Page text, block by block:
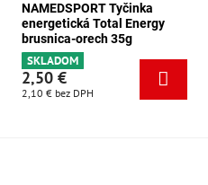
NAMEDSPORT Tyčinka
energetická Total Energy
brusnica-orech 35g
SKLADOM
2,50 €
2,10 € bez DPH